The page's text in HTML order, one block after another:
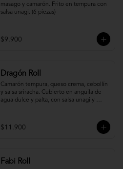
masago y camarón. Frito en tempura con
salsa unagi. (6 piezas)
$9.900
Dragón Roll
Camarón tempura, queso crema, cebollín
y salsa sriracha. Cubierto en anguila de
agua dulce y palta, con salsa unagi y
$11.900
Fabi Roll